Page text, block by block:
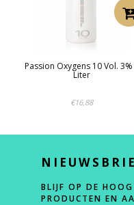
Passion Oxygens 10 Vol. 3%
Liter
€16,88
BLIJF OP DE
PRODUCTEN EN